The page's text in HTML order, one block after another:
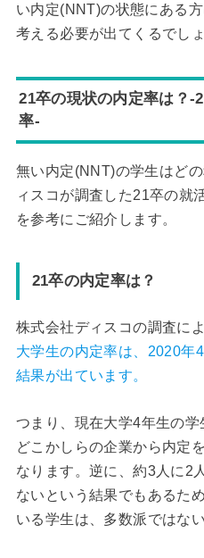
い内定(NNT)の状態にある
考える必要が出てくるでしょ
21卒の現状の内定率は？-
率-
無い内定(NNT)の学生はど
ィスコが調査した21卒の就
を参考にご紹介します。
21卒の内定率は？
株式会社ディスコの調査によ
大学生の内定率は、2020年
結果が出ています。
つまり、現在大学4年生の
どこかしらの企業から内定
なります。逆に、約3人に2
ないという結果でもあるた
いる学生は、多数派ではな